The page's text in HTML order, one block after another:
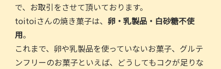
で、お取引をさせて頂いております。
toitoiさんの焼き菓子は、 卵・乳製品・白砂糖不使
用。
これまで、卵や乳製品を使っていないお菓子、グルテ
ンフリーのお菓子といえば、どうしてもコクが足りな